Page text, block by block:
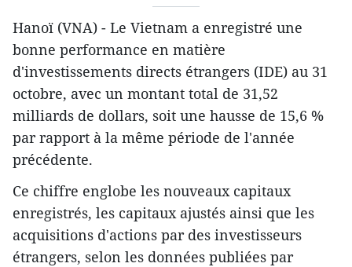
Hanoï (VNA) - Le Vietnam a enregistré une
bonne performance en matière
d'investissements directs étrangers (IDE) au 31
octobre, avec un montant total de 31,52
milliards de dollars, soit une hausse de 15,6 %
par rapport à la même période de l'année
précédente.
Ce chiffre englobe les nouveaux capitaux
enregistrés, les capitaux ajustés ainsi que les
acquisitions d'actions par des investisseurs
étrangers, selon les données publiées par